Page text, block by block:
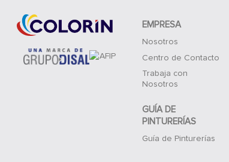
EMPRESA
Nosotros
Centro de Contacto
Trabaja con
Nosotros
GUÍA DE
PINTURERÍAS
Guía de Pinturerías